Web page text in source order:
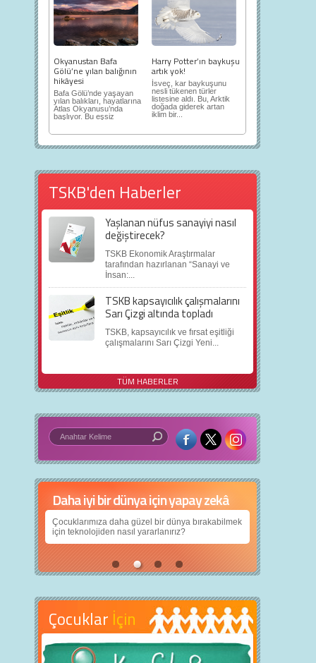
Okyanustan Bafa
Gölü’ne yılan balığının
hikâyesi
Bafa Gölü’nde yaşayan
yılan balıkları, hayatlarına
Atlas Okyanusu’nda
başlıyor. Bu eşsiz
Harry Potter’ın baykuşu
artık yok!
İsveç, kar baykuşunu
nesli tükenen türler
listesine aldı. Bu, Arktik
doğada giderek artan
iklim bir...
TSKB'den Haberler
Yaşlanan nüfus sanayiyi nasıl
değiştirecek?
TSKB Ekonomik Araştırmalar
tarafından hazırlanan “Sanayi ve
İnsan:...
TSKB kapsayıcılık çalışmalarını
Sarı Çizgi altında topladı
TSKB, kapsayıcılık ve fırsat eşitliği
çalışmalarını Sarı Çizgi Yeni...
TÜM HABERLER
Daha iyi bir dünya için yapay zekâ
Çocuklarımıza daha güzel bir dünya bırakabilmek
için teknolojiden nasıl yararlanırız?
Çocuklar İçin